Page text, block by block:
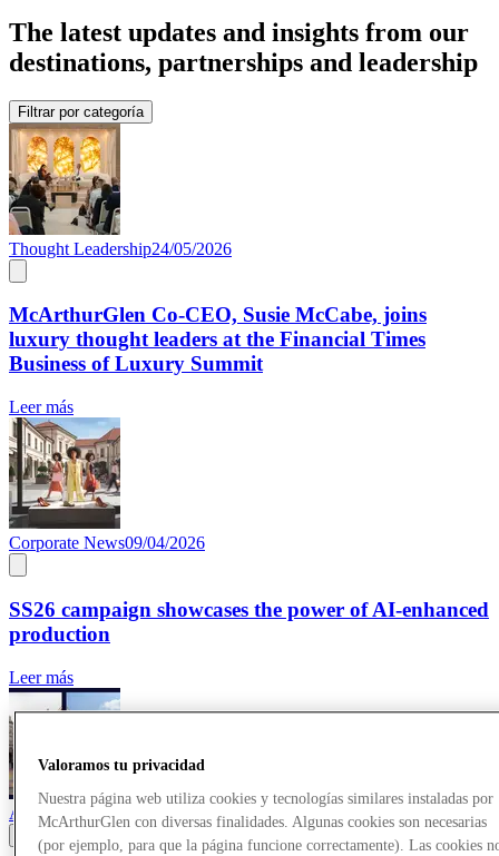
The latest updates and insights from our
destinations, partnerships and leadership
Filtrar por categoría
Thought Leadership24/05/2026
McArthurGlen Co-CEO, Susie McCabe, joins
luxury thought leaders at the Financial Times
Business of Luxury Summit
Leer más
Corporate News09/04/2026
SS26 campaign showcases the power of AI-enhanced
production
Leer más
Awards25/03/2026
Valoramos tu privacidad
Nuestra página web utiliza cookies y tecnologías similares instaladas por
McArthurGlen con diversas finalidades. Algunas cookies son necesarias
(por ejemplo, para que la página funcione correctamente). Las cookies